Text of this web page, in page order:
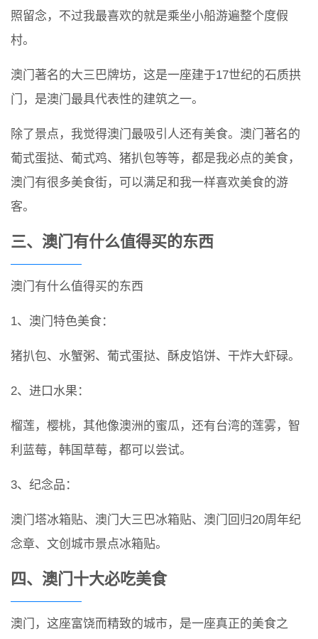
照留念，不过我最喜欢的就是乘坐小船游遍整个度假
村。
澳门著名的大三巴牌坊，这是一座建于17世纪的石质拱
门，是澳门最具代表性的建筑之一。
除了景点，我觉得澳门最吸引人还有美食。澳门著名的
葡式蛋挞、葡式鸡、猪扒包等等，都是我必点的美食，
澳门有很多美食街，可以满足和我一样喜欢美食的游
客。
三、澳门有什么值得买的东西
澳门有什么值得买的东西
1、澳门特色美食：
猪扒包、水蟹粥、葡式蛋挞、酥皮馅饼、干炸大虾碌。
2、进口水果：
榴莲，樱桃，其他像澳洲的蜜瓜，还有台湾的莲雾，智
利蓝莓，韩国草莓，都可以尝试。
3、纪念品：
澳门塔冰箱贴、澳门大三巴冰箱贴、澳门回归20周年纪
念章、文创城市景点冰箱贴。
四、澳门十大必吃美食
澳门，这座富饶而精致的城市，是一座真正的美食之